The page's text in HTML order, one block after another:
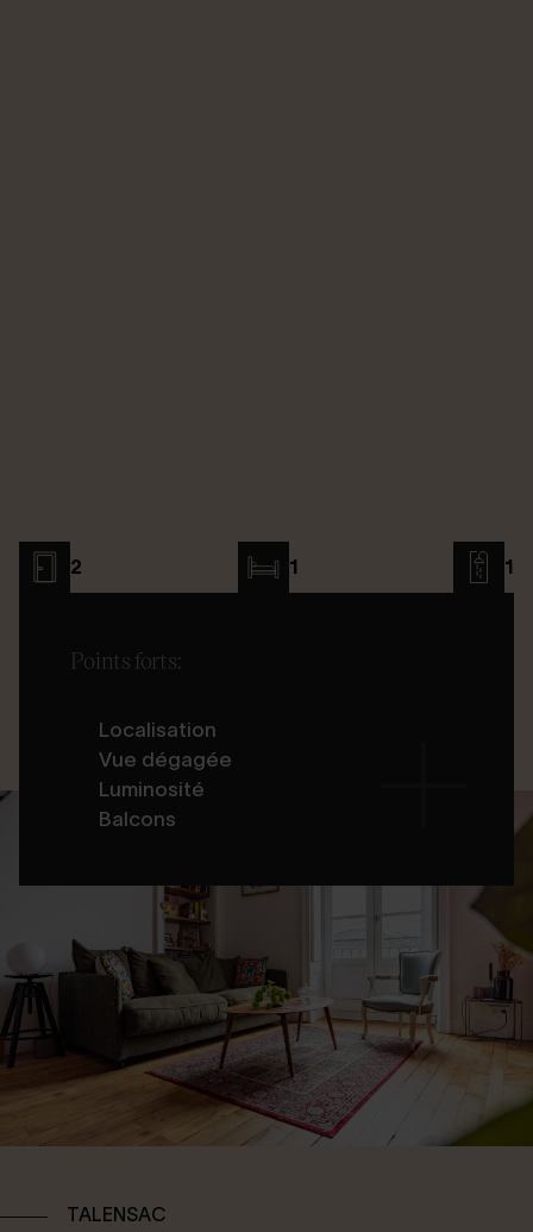
2 1 1
Points forts:
Localisation
Vue dégagée
Luminosité
Balcons
TALENSAC